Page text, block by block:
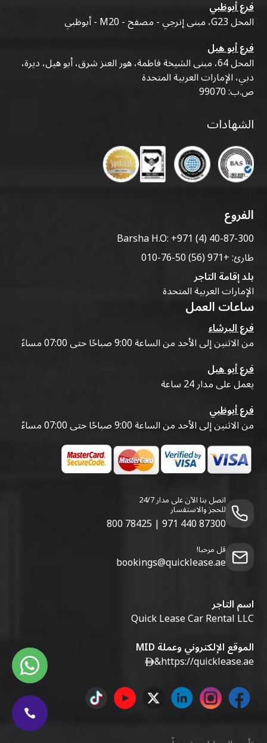
فرع أبوظبي
المحل G23، مبنى إنرجي - مصفح - M20 - أبوظبي
فرع أبو هيل
المحل 64، مبنى الشيخة فاطمة، هور العنز شرق، أبو هيل، ديرة،
دبي، الإمارات العربية المتحدة
ص.ب: 99070
الشهادات
الفروع
Barsha H.O:+971 (4) 40-87-300
طارئ:+971 (56) 50-76-010
بلد إقامة التاجر
الإمارات العربية المتحدة
ساعات العمل
فرع البرشاء
من الاثنين إلى الأحد من الساعة 9:00 صباحًا حتى 07:00 مساءً
فرع أبو هيل
يعمل على مدار 24 ساعة
فرع أبوظبي
من الاثنين إلى الأحد من الساعة 9:00 صباحًا حتى 07:00 مساءً
اتصل بنا الآن على مدار 24/7
للحجز والاستفسار
800 78425 | 971 440 87300
قل مرحبا!
bookings@quicklease.ae
اسم التاجر
Quick Lease Car Rental LLC
الموقع الإلكتروني وعملة MID
https://quicklease.ae
&